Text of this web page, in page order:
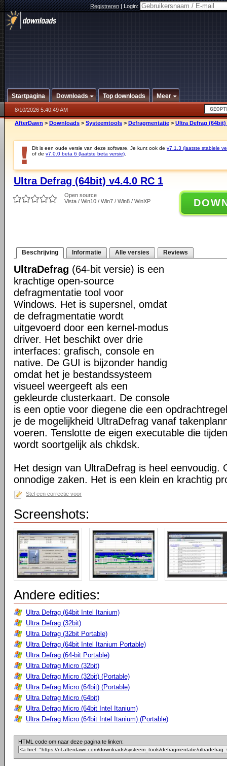
Registreren|Login:
Startpagina Downloads Top downloads Meer
8/10/2026 5:40:49 AM
AfterDawn > Downloads > Systeemtools > Defragmentatie > Ultra Defrag (64bit)
Dit is een oude versie van deze software. Je kunt ook de v7.1.3 (laatste stabiele
of de v7.0.0 beta 6 (laatste beta versie)
Ultra Defrag (64bit) v4.4.0 RC 1
Open source
Vista / Win10 / Win7 / Win8 / WinXP
Beschrijving Informatie Alle versies Reviews
UltraDefrag (64-bit versie) is een
krachtige open-source
defragmentatie tool voor
Windows. Het is supersnel, omdat
de defragmentatie wordt
uitgevoerd door een kernel-modus
driver. Het beschikt over drie
interfaces: grafisch, console en
native. De GUI is bijzonder handig
omdat het je bestandssysteem
visueel weergeeft als een
gekleurde clusterkaart. De console
is een optie voor diegene die een
je de mogelijkheid UltraDefrag vanaf
voeren. Tenslotte de eigen executable die
wordt soortgelijk als chkdsk.
Het design van UltraDefrag is heel eenvoudig.
onnodige zaken. Het is een klein en krachtig
Stel een correctie voor
Screenshots:
Andere edities:
Ultra Defrag (64bit Intel Itanium)
Ultra Defrag (32bit)
Ultra Defrag (32bit Portable)
Ultra Defrag (64bit Intel Itanium Portable)
Ultra Defrag (64-bit Portable)
Ultra Defrag Micro (32bit)
Ultra Defrag Micro (32bit) (Portable)
Ultra Defrag Micro (64bit) (Portable)
Ultra Defrag Micro (64bit)
Ultra Defrag Micro (64bit Intel Itanium)
Ultra Defrag Micro (64bit Intel Itanium) (Portable)
HTML code om naar deze pagina te linken: